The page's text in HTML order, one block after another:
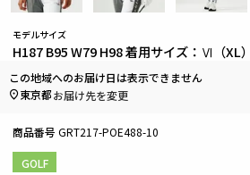
GOLF
モデルサイズ
H187 B95 W79 H98 着用サイズ：Ⅵ（XL）
商品番号 GRT217-POE488-10
この地域へのお届け日は表示できません
東京都お届け先を変更